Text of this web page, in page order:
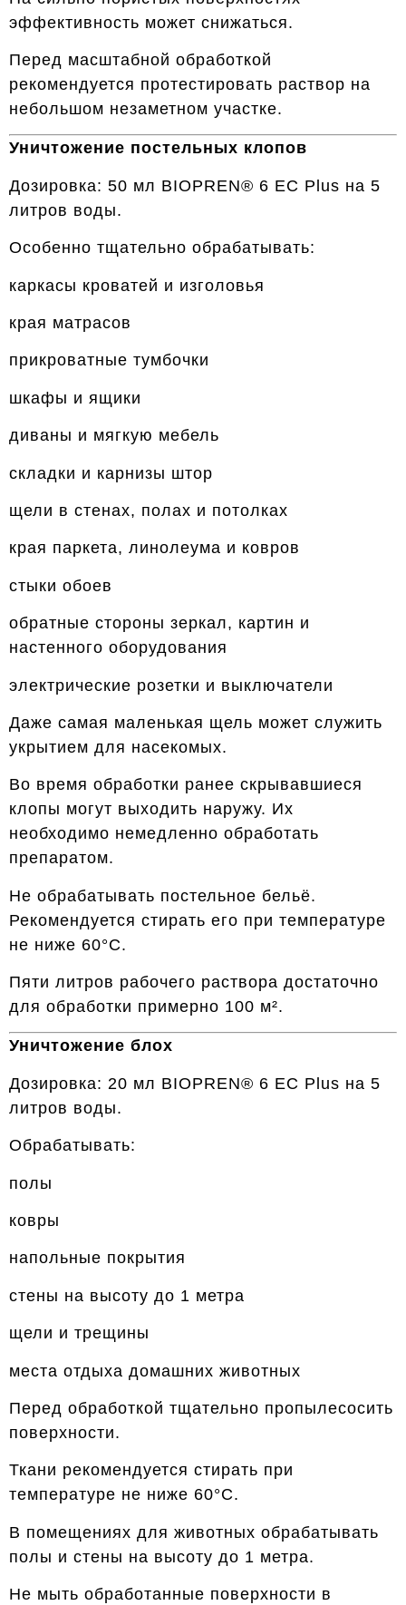
эффективность может снижаться.
Перед масштабной обработкой
рекомендуется протестировать раствор на
небольшом незаметном участке.
Уничтожение постельных клопов
Дозировка: 50 мл BIOPREN® 6 EC Plus на 5
литров воды.
Особенно тщательно обрабатывать:
каркасы кроватей и изголовья
края матрасов
прикроватные тумбочки
шкафы и ящики
диваны и мягкую мебель
складки и карнизы штор
щели в стенах, полах и потолках
края паркета, линолеума и ковров
стыки обоев
обратные стороны зеркал, картин и
настенного оборудования
электрические розетки и выключатели
Даже самая маленькая щель может служить
укрытием для насекомых.
Во время обработки ранее скрывавшиеся
клопы могут выходить наружу. Их
необходимо немедленно обработать
препаратом.
Не обрабатывать постельное бельё.
Рекомендуется стирать его при температуре
не ниже 60°C.
Пяти литров рабочего раствора достаточно
для обработки примерно 100 м².
Уничтожение блох
Дозировка: 20 мл BIOPREN® 6 EC Plus на 5
литров воды.
Обрабатывать:
полы
ковры
напольные покрытия
стены на высоту до 1 метра
щели и трещины
места отдыха домашних животных
Перед обработкой тщательно пропылесосить
поверхности.
Ткани рекомендуется стирать при
температуре не ниже 60°C.
В помещениях для животных обрабатывать
полы и стены на высоту до 1 метра.
Не мыть обработанные поверхности в